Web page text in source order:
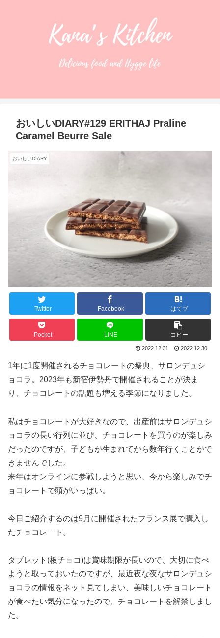
おいしいDIARY#129 ERITHAJ Praline
Caramel Beurre Sale
おいしいDIARY
Twitter Facebook はてブ
Pocket LINE コピー
2022.12.31 2022.12.30
1年に1度開催されるチョコレートの祭典、サロンデュシ
ョコラ。2023年も新宿伊勢丹で開催されることが決ま
り、チョコレートの話題も増える季節になりました。
私はチョコレートが大好きなので、出産前はサロンデュシ
ョコラの長い行列に並び、チョコレートを買うのが楽しみ
だったのですが、子どもが生まれてから数年行くことがで
きませんでした。
来年はオンラインに参戦しようと思い、今から楽しみでチ
ョコレートで頭がいっぱい。
今日ご紹介するのは9月に開催されたフランス展で購入し
たチョコレート。
タブレット(板チョコ)は賞味期限が長いので、大切に食べ
ようと取っておいたのですが、最近夜な夜なサロンデュシ
ョコラの情報をネット見てしまい、美味しいチョコレート
が食べたい気分になったので、チョコレートを解禁しまし
た。